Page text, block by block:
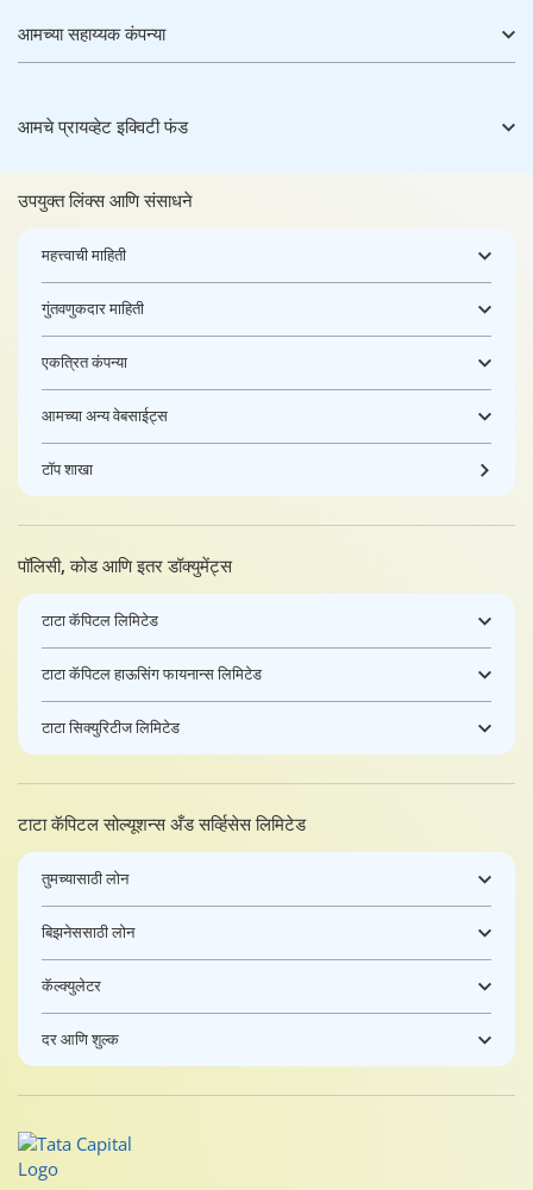
आमच्या सहाय्यक कंपन्या
आमचे प्रायव्हेट इक्विटी फंड
उपयुक्त लिंक्स आणि संसाधने
महत्त्वाची माहिती
गुंतवणुकदार माहिती
एकत्रित कंपन्या
आमच्या अन्य वेबसाईट्स
टॉप शाखा
पॉलिसी, कोड आणि इतर डॉक्युमेंट्स
टाटा कॅपिटल लिमिटेड
टाटा कॅपिटल हाऊसिंग फायनान्स लिमिटेड
टाटा सिक्युरिटीज लिमिटेड
टाटा कॅपिटल सोल्यूशन्स अँड सर्व्हिसेस लिमिटेड
तुमच्यासाठी लोन
बिझनेससाठी लोन
कॅल्क्युलेटर
दर आणि शुल्क